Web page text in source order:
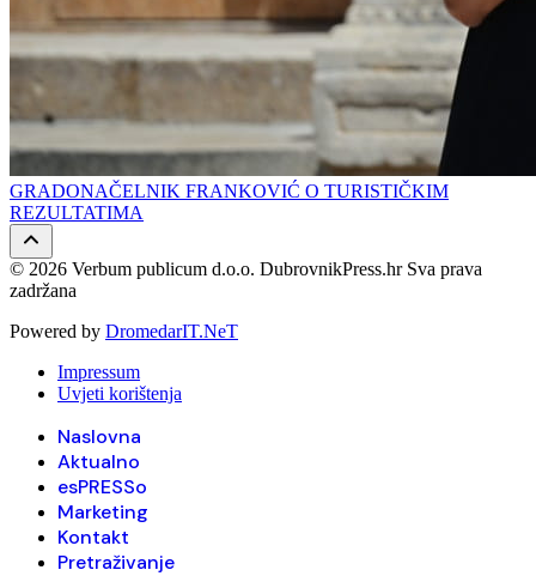
GRADONAČELNIK FRANKOVIĆ O TURISTIČKIM
REZULTATIMA
© 2026 Verbum publicum d.o.o. DubrovnikPress.hr Sva prava
zadržana
Powered by DromedarIT.NeT
Impressum
Uvjeti korištenja
Naslovna
Aktualno
esPRESSo
Marketing
Kontakt
Pretraživanje